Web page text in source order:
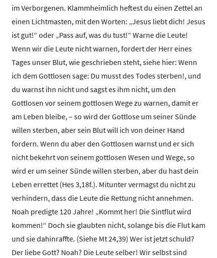
im Verborgenen. Klammheimlich heftest du einen Zettel an
einen Lichtmasten, mit den Worten: „Jesus liebt dich! Jesus
ist gut!“ oder „Pass auf, was du tust!“ Warne die Leute!
Wenn wir die Leute nicht warnen, fordert der Herr eines
Tages unser Blut, wie geschrieben steht, siehe hier: Wenn
ich dem Gottlosen sage: Du musst des Todes sterben!, und
du warnst ihn nicht und sagst es ihm nicht, um den
Gottlosen vor seinem gottlosen Wege zu warnen, damit er
am Leben bleibe, – so wird der Gottlose um seiner Sünde
willen sterben, aber sein Blut will ich von deiner Hand
fordern. Wenn du aber den Gottlosen warnst und er sich
nicht bekehrt von seinem gottlosen Wesen und Wege, so
wird er um seiner Sünde willen sterben, aber du hast dein
Leben errettet (Hes 3,18f.). Mitunter vermagst du nicht zu
verhindern, dass die Leute die Rettung nicht annehmen.
Noah predigte 120 Jahre! „Kommt her! Die Sintflut wird
kommen!“ Doch sie glaubten nicht, solange bis die Flut kam
und sie dahinraffte. (Siehe Mt 24,39) Wer ist jetzt schuld?
Der liebe Gott? Noah? Die Leute selber! Wir selbst sind